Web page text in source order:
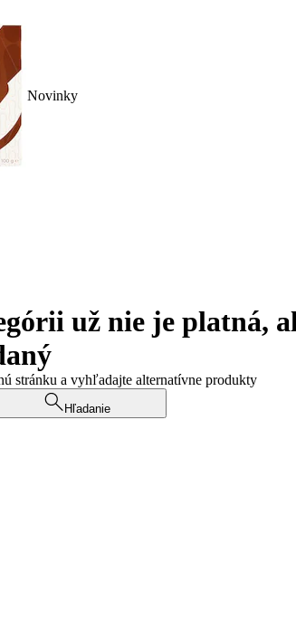
Novinky
už nie je platná,
stránku a vyhľadajte alternatívne produkty
Hľadanie